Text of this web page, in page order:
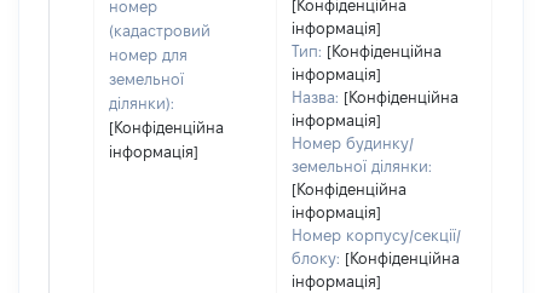
номер
(кадастровий
номер для
земельної
ділянки):
[Конфіденційна
інформація]
[Конфіденційна
інформація]
Тип: [Конфіденційна
інформація]
Назва: [Конфіденційна
інформація]
Номер будинку/
земельної ділянки:
[Конфіденційна
інформація]
Номер корпусу/секції/
блоку: [Конфіденційна
інформація]